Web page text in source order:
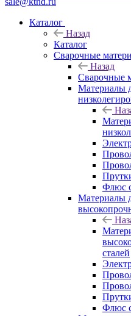
Каталог
Назад
Каталог
Сварочные
Назад
Сварочные
Материалы
Флюс
Материалы
сталей
Флюс